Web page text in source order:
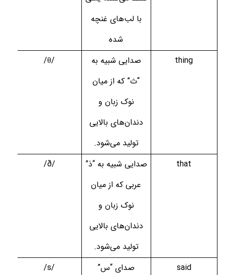
با لب‌های غنچه
شده
thing
صدایی شبیه به
“ث” که از میان
نوک زبان و
دندان‌های بالایی
تولید می‌شود.
/θ/
that
صدایی شبیه به “ذ”
عربی که از میان
نوک زبان و
دندان‌های بالایی
تولید می‌شود.
/ð/
said صدای “س”
/s/